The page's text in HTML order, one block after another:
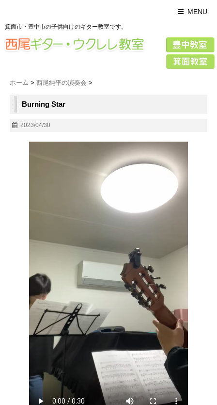
MENU
箕面市・豊中市の子供向けのギター教室です。
ホーム > 西尾純平の演奏会 >
Burning Star
2023/04/30